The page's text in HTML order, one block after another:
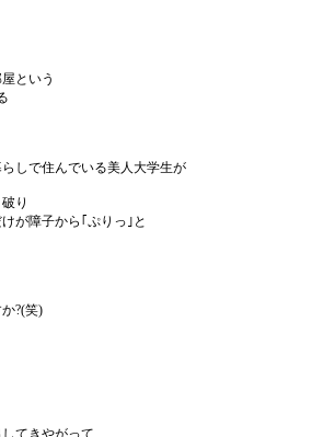
という
しで住んでいる美人大学生が
り
が障子から｢ぷりっ｣と
?(笑)
てきやがって